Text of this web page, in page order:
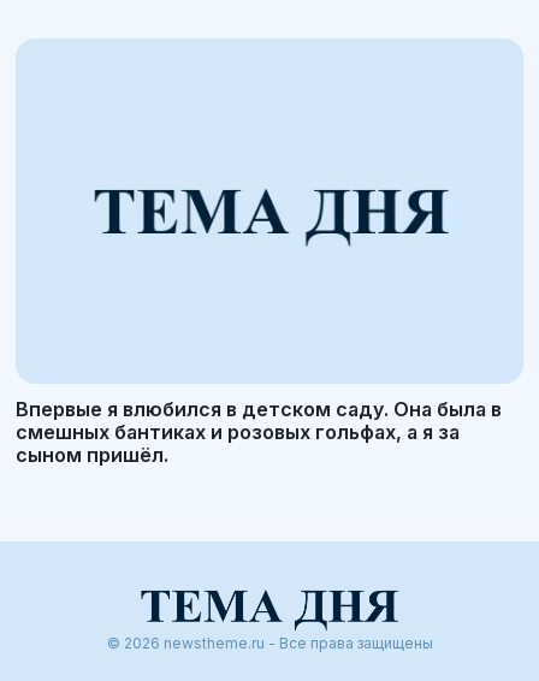
Впервые я влюбился в детском саду. Она была в
смешных бантиках и розовых гольфах, а я за
сыном пришёл.
© 2026 newstheme.ru - Все права защищены